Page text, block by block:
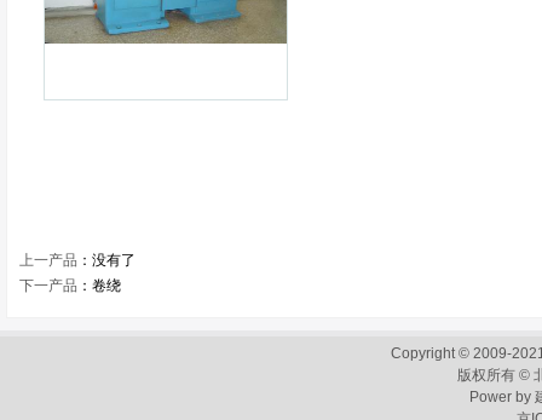
上一产品 ：没有了
下一产品 ： 卷绕
Copyright © 2009-
版权所有 ©
Power by